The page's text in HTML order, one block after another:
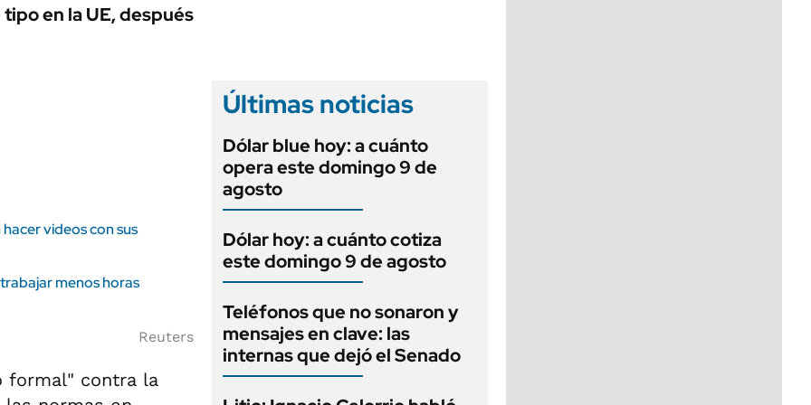
LIFESTYLE
en la UE, después
videos con sus
menos horas
Reuters
formal" contra la
Últimas noticias
Dólar blue hoy: a cuánto
opera este domingo 9 de
agosto
Dólar hoy: a cuánto cotiza
este domingo 9 de agosto
Teléfonos que no sonaron y
mensajes en clave: las
internas que dejó el Senado